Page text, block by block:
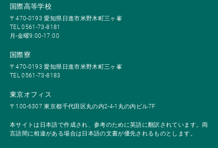
国際高等学校
〒470-0193 愛知県日進市米野木町三ヶ峯
TEL 0561-73-8181
月-金曜9:00-17:00
国際寮
〒470-0193 愛知県日進市米野木町三ヶ峯
TEL 0561-73-8183
東京オフィス
〒100-6307 東京都千代田区丸の内2-4-1丸の内ビル7F
本サイトは日本語で作成され、参考のために英語に翻訳されています。両
言語間に相違がある場合は日本語の文書が優先されるものとします。